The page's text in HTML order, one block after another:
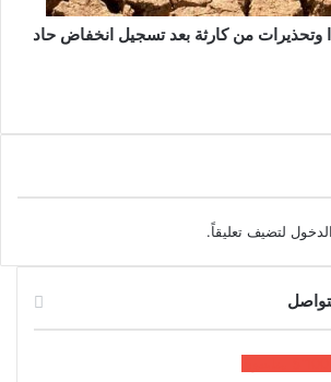
من كارثة بعد تسجيل انخفاض حاد
لتضيف تعليقاً.